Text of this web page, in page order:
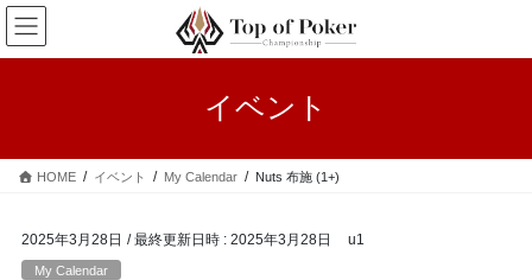
コ
ン
テ
ス
ナ
ビ
ゲ
ン
イベント
HOME イベント My Calendar Nuts 布施 (1+)
2025年3月28日 / 最終更新日時 : 2025年3月28日 u1
My Calendar